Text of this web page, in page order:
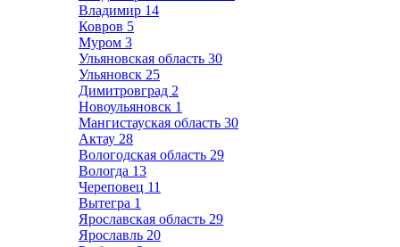
Владимир 14
Ковров 5
Муром 3
Ульяновская область 30
Ульяновск 25
Димитровград 2
Новоульяновск 1
Мангистауская область 30
Актау 28
Вологодская область 29
Вологда 13
Череповец 11
Вытегра 1
Ярославская область 29
Ярославль 20